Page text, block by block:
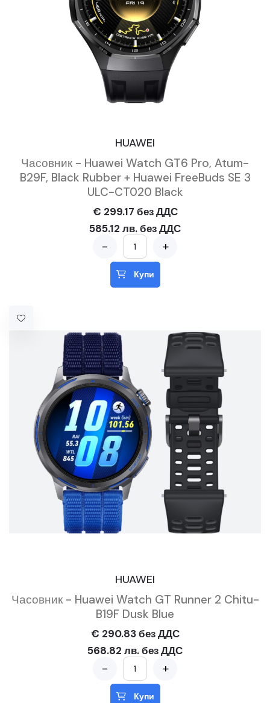
HUAWEI
Часовник - Huawei Watch GT6 Pro, Atum-
B29F, Black Rubber + Huawei FreeBuds SE 3
ULC-CT020 Black
€ 299.17 без ДДС
585.12 лв. без ДДС
- +
Купи
HUAWEI
Часовник - Huawei Watch GT Runner 2 Chitu-
B19F Dusk Blue
€ 290.83 без ДДС
568.82 лв. без ДДС
- +
Купи